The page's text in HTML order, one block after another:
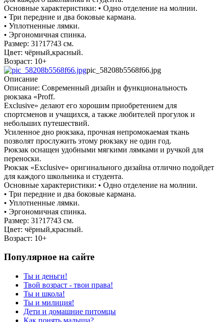
Основные характеристики: • Одно отделение на молнии.
• Три передние и два боковые кармана.
• Уплотненные лямки.
• Эргономичная спинка.
Размер: 31?17?43 см.
Цвет: чёрный,красный.
Возраст: 10+
pic_58208b5568f66.jpg
Описание
Описание: Современный дизайн и функциональность
рюкзака «Proff.
Exclusive» делают его хорошим приобретением для
спортсменов и учащихся, а также любителей прогулок и
небольших путешествий.
Усиленное дно рюкзака, прочная непромокаемая ткань
позволят прослужить этому рюкзаку не один год.
Рюкзак оснащен удобными мягкими лямками и ручкой для
переноски.
Рюкзак «Exclusive» оригинального дизайна отлично подойдет
для каждого школьника и студента.
Основные характеристики: • Одно отделение на молнии.
• Три передние и два боковые кармана.
• Уплотненные лямки.
• Эргономичная спинка.
Размер: 31?17?43 см.
Цвет: чёрный,красный.
Возраст: 10+
Популярное на сайте
Ты и деньги!
Твой возраст - твои права!
Ты и школа!
Ты и милиция!
Дети и домашние питомцы